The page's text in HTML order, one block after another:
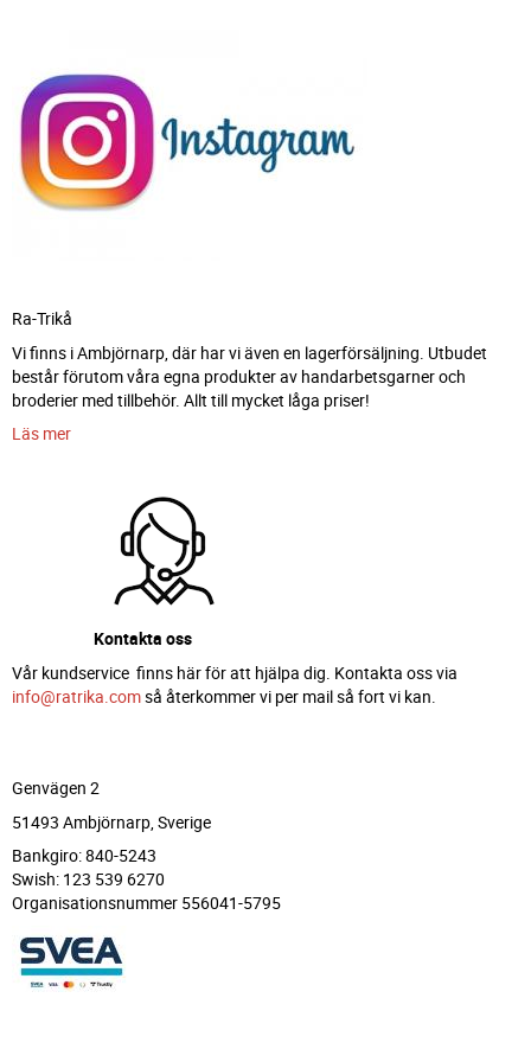
Ra-Trikå
Vi finns i Ambjörnarp, där har vi även en lagerförsäljning. Utbudet
består förutom våra egna produkter av handarbetsgarner och
broderier med tillbehör. Allt till mycket låga priser!
Läs mer
Kontakta oss
Vår kundservice finns här för att hjälpa dig. Kontakta oss via
info@ratrika.comså återkommer vi per mail så fort vi kan.
Genvägen 2
51493 Ambjörnarp, Sverige
Bankgiro: 840-5243
Swish: 123 539 6270
Organisationsnummer 556041-5795